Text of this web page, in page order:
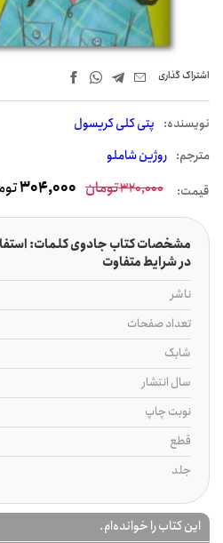
اشتراک‌ گذاری
نويسنده: پتی کلی کریسول
مترجم: روژین شاملو
قیمت: 320,000تومان 304,000
مشخصات کتاب جادوی کلمات:
در شرایط متفاوت
ناشر
تعداد صفحات
شابک
سال انتشار
نوبت چاپ
قطع
جلد
این کتاب را خوانده‌ام.